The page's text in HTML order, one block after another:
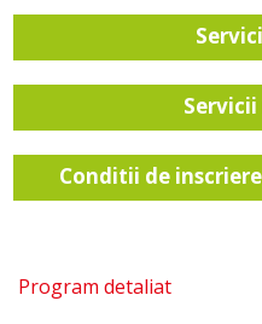
Conditii de
Program detaliat